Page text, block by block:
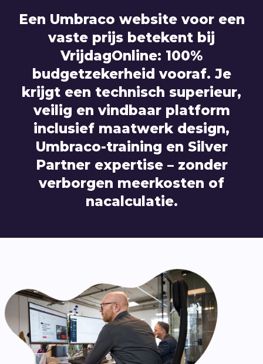
Een Umbraco website voor een
vaste prijs betekent bij
VrijdagOnline: 100%
budgetzekerheid vooraf. Je
krijgt een technisch superieur,
veilig en vindbaar platform
inclusief maatwerk design,
Umbraco-training en Silver
Partner expertise – zonder
verborgen meerkosten of
nacalculatie.